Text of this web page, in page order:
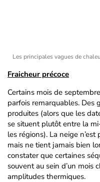
Les principales vagues de
Fraicheur précoce
Certains mois de
parfois remarquables. Des
produites (alors que les
se situent plutôt entre la
les régions). La neige
mais ne tient jamais bien
constater que certaines
souvent au sein d’un mois
amplitudes thermiques.